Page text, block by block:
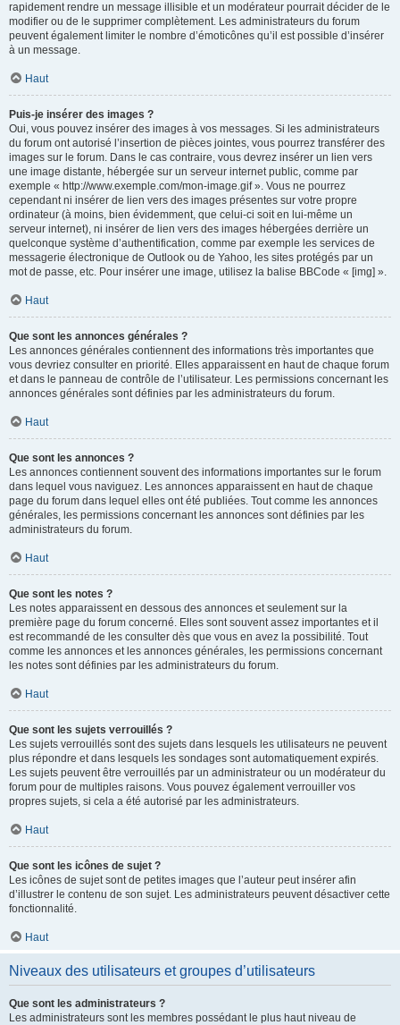
rapidement rendre un message illisible et un modérateur pourrait décider de le
modifier ou de le supprimer complètement. Les administrateurs du forum
peuvent également limiter le nombre d’émoticônes qu’il est possible d’insérer
à un message.
Haut
Puis-je insérer des images ?
Oui, vous pouvez insérer des images à vos messages. Si les administrateurs
du forum ont autorisé l’insertion de pièces jointes, vous pourrez transférer des
images sur le forum. Dans le cas contraire, vous devrez insérer un lien vers
une image distante, hébergée sur un serveur internet public, comme par
exemple « http://www.exemple.com/mon-image.gif ». Vous ne pourrez
cependant ni insérer de lien vers des images présentes sur votre propre
ordinateur (à moins, bien évidemment, que celui-ci soit en lui-même un
serveur internet), ni insérer de lien vers des images hébergées derrière un
quelconque système d’authentification, comme par exemple les services de
messagerie électronique de Outlook ou de Yahoo, les sites protégés par un
mot de passe, etc. Pour insérer une image, utilisez la balise BBCode « [img] ».
Haut
Que sont les annonces générales ?
Les annonces générales contiennent des informations très importantes que
vous devriez consulter en priorité. Elles apparaissent en haut de chaque forum
et dans le panneau de contrôle de l’utilisateur. Les permissions concernant les
annonces générales sont définies par les administrateurs du forum.
Haut
Que sont les annonces ?
Les annonces contiennent souvent des informations importantes sur le forum
dans lequel vous naviguez. Les annonces apparaissent en haut de chaque
page du forum dans lequel elles ont été publiées. Tout comme les annonces
générales, les permissions concernant les annonces sont définies par les
administrateurs du forum.
Haut
Que sont les notes ?
Les notes apparaissent en dessous des annonces et seulement sur la
première page du forum concerné. Elles sont souvent assez importantes et il
est recommandé de les consulter dès que vous en avez la possibilité. Tout
comme les annonces et les annonces générales, les permissions concernant
les notes sont définies par les administrateurs du forum.
Haut
Que sont les sujets verrouillés ?
Les sujets verrouillés sont des sujets dans lesquels les utilisateurs ne peuvent
plus répondre et dans lesquels les sondages sont automatiquement expirés.
Les sujets peuvent être verrouillés par un administrateur ou un modérateur du
forum pour de multiples raisons. Vous pouvez également verrouiller vos
propres sujets, si cela a été autorisé par les administrateurs.
Haut
Que sont les icônes de sujet ?
Les icônes de sujet sont de petites images que l’auteur peut insérer afin
d’illustrer le contenu de son sujet. Les administrateurs peuvent désactiver cette
fonctionnalité.
Haut
Niveaux des utilisateurs et groupes d’utilisateurs
Que sont les administrateurs ?
Les administrateurs sont les membres possédant le plus haut niveau de